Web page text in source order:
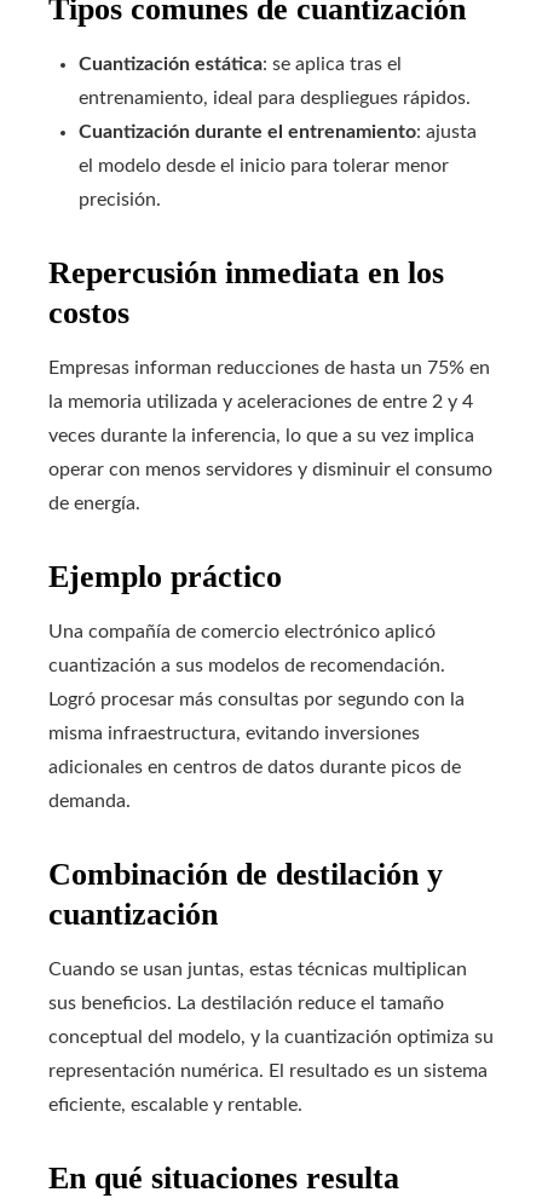
Tipos comunes de cuantización
Cuantización estática: se aplica tras el
entrenamiento, ideal para despliegues rápidos.
Cuantización durante el entrenamiento: ajusta
el modelo desde el inicio para tolerar menor
precisión.
Repercusión inmediata en los
costos
Empresas informan reducciones de hasta un 75% en
la memoria utilizada y aceleraciones de entre 2 y 4
veces durante la inferencia, lo que a su vez implica
operar con menos servidores y disminuir el consumo
de energía.
Ejemplo práctico
Una compañía de comercio electrónico aplicó
cuantización a sus modelos de recomendación.
Logró procesar más consultas por segundo con la
misma infraestructura, evitando inversiones
adicionales en centros de datos durante picos de
demanda.
Combinación de destilación y
cuantización
Cuando se usan juntas, estas técnicas multiplican
sus beneficios. La destilación reduce el tamaño
conceptual del modelo, y la cuantización optimiza su
representación numérica. El resultado es un sistema
eficiente, escalable y rentable.
En qué situaciones resulta